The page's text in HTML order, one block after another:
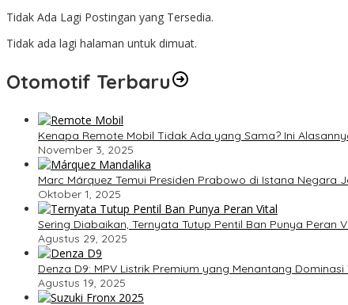
Tidak Ada Lagi Postingan yang Tersedia.
Tidak ada lagi halaman untuk dimuat.
Otomotif Terbaru
Kenapa Remote Mobil Tidak Ada yang Sama? Ini
November 3, 2025
Marc Márquez Temui Presiden Prabowo di Istana Negara
Oktober 1, 2025
Sering Diabaikan, Ternyata Tutup Pentil Ban Punya Peran
Agustus 29, 2025
Denza D9: MPV Listrik Premium yang Menantang
Agustus 19, 2025